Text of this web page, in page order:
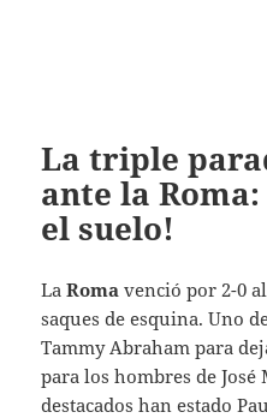
La triple
ante la Roma:
el suelo!
LaRoma venció por 2-0
saques de esquina. Uno
Tammy Abraham para
para los hombres de
destacados han estado